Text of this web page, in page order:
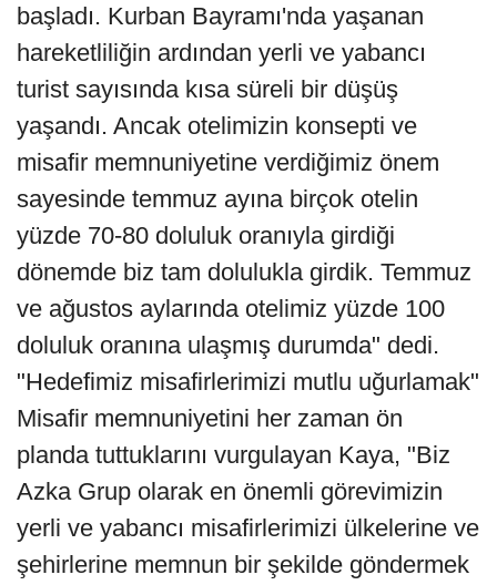
başladı. Kurban Bayramı'nda yaşanan
hareketliliğin ardından yerli ve yabancı
turist sayısında kısa süreli bir düşüş
yaşandı. Ancak otelimizin konsepti ve
misafir memnuniyetine verdiğimiz önem
sayesinde temmuz ayına birçok otelin
yüzde 70-80 doluluk oranıyla girdiği
dönemde biz tam dolulukla girdik. Temmuz
ve ağustos aylarında otelimiz yüzde 100
doluluk oranına ulaşmış durumda" dedi.
"Hedefimiz misafirlerimizi mutlu uğurlamak"
Misafir memnuniyetini her zaman ön
planda tuttuklarını vurgulayan Kaya, "Biz
Azka Grup olarak en önemli görevimizin
yerli ve yabancı misafirlerimizi ülkelerine ve
şehirlerine memnun bir şekilde göndermek